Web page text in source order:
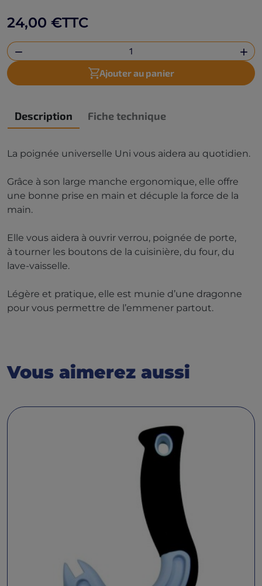
24,00 €TTC
 
Ajouter au panier
Description Fiche technique
La poignée universelle Uni vous aidera au quotidien.
Grâce à son large manche ergonomique, elle offre
une bonne prise en main et décuple la force de la
main.
Elle vous aidera à ouvrir verrou, poignée de porte,
à tourner les boutons de la cuisinière, du four, du
lave-vaisselle.
Légère et pratique, elle est munie d’une dragonne
pour vous permettre de l’emmener partout.
Vous aimerez aussi